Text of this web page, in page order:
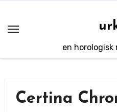
innehåll
en horologisk
Certina